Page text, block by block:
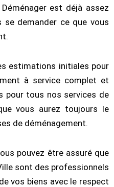
est déjà assez
demander ce que vous
estimations initiales pour
à service complet et
pour tous nos services de
vous aurez toujours le
de déménagement.
pouvez être assuré que
sont des professionnels
vos biens avec le respect